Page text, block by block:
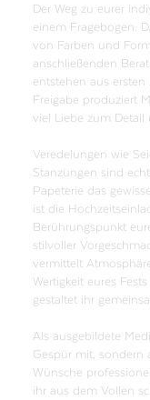
Der Weg zu eurer
einem Fragebogen.
von Farben und
anschließenden
entstehen aus
Freigabe produziert
viel Liebe zum Detail
Veredelungen wie
Stanzungen sind
Papeterie das
ist die
Berührungspunkt
stilvoller
vermittelt
Wertigkeit eures
gestaltet ihr
Als ausgebildete
Gespür mit, sondern
Wünsche
ihr aus dem Vollen